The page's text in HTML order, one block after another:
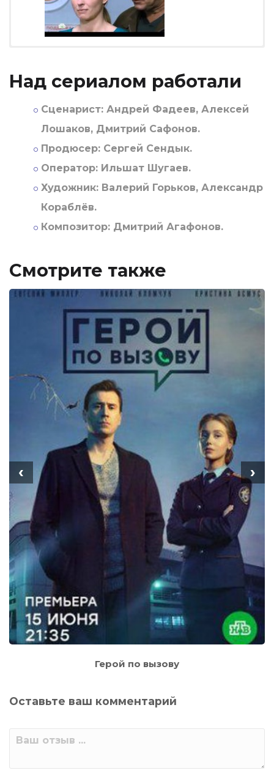
Над сериалом работали
Сценарист: Андрей Фадеев, Алексей
Лошаков, Дмитрий Сафонов.
Продюсер: Сергей Сендык.
Оператор: Ильшат Шугаев.
Художник: Валерий Горьков, Александр
Кораблёв.
Композитор: Дмитрий Агафонов.
Смотрите также
Герой по вызову
‹ ›
Оставьте ваш комментарий